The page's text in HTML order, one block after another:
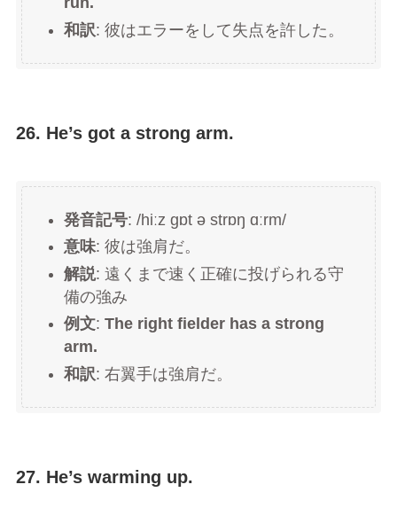
和訳: 彼はエラーをして失点を許した。
26. He’s got a strong arm.
発音記号: /hiːz ɡɒt ə strɒŋ ɑːrm/
意味: 彼は強肩だ。
解説: 遠くまで速く正確に投げられる守
備の強み
例文: The right fielder has a strong
arm.
和訳: 右翼手は強肩だ。
27. He’s warming up.